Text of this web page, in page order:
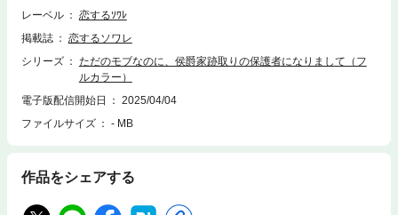
レーベル
恋するｿﾜﾚ
掲載誌
恋するソワレ
シリーズ
ただのモブなのに、侯爵家跡取りの保護者になりまして（フ
ルカラー）
電子版配信開始日
2025/04/04
ファイルサイズ
- MB
作品をシェアする